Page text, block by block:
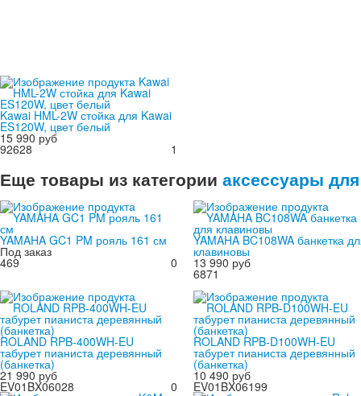
Kawai HML-2W стойка для Kawai
ES120W, цвет белый
15 990 руб
1
92628
Еще товары из категории аксессуары
YAMAHA GC1 PM рояль 161 см
Под заказ
0
469
YAMAHA BC108WA банкетка
клавиновы
13 990 руб
6871
ROLAND RPB-400WH-EU
табурет пианиста деревянный
(банкетка)
21 990 руб
0
EV01BX06028
ROLAND RPB-D100WH-EU
табурет пианиста деревянный
(банкетка)
10 490 руб
EV01BX06199